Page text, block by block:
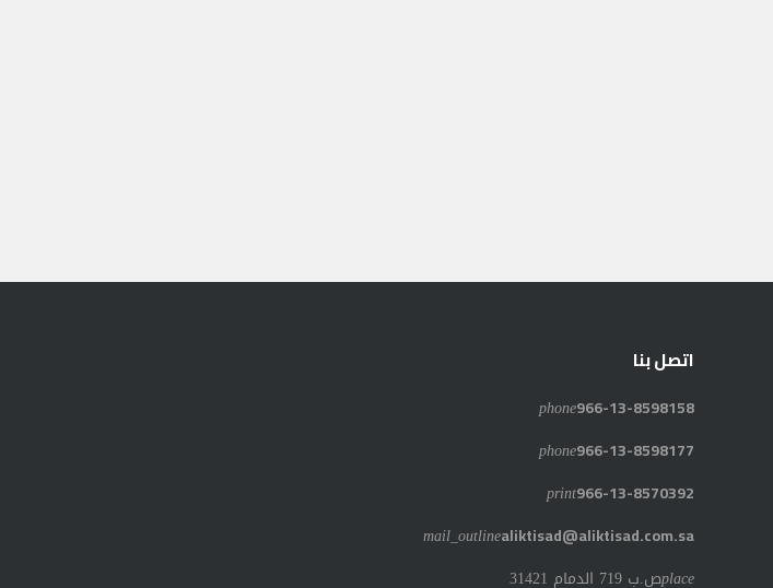
اتصل بنا
phone966-13-8598158
phone966-13-8598177
print966-13-8570392
mail_outlinealiktisad@aliktisad.com.sa
placeص.ب 719 الدمام 31421